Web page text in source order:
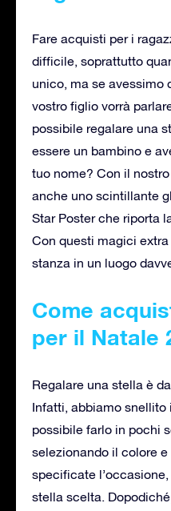
Fare acquisti per i
difficile, soprattutto
unico, ma se avessimo
vostro figlio vorrà
possibile regalare una
essere un bambino e
tuo nome? Con il
anche uno scintillante
Star Poster che riporta
Con questi magici
stanza in un luogo
Come
per il Natale
Regalare una stella è
Infatti, abbiamo
possibile farlo in pochi
selezionando il colore
specificate
stella scelta.